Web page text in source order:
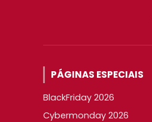
PÁGINAS ESPECIAIS
BlackFriday 2026
Cybermonday 2026